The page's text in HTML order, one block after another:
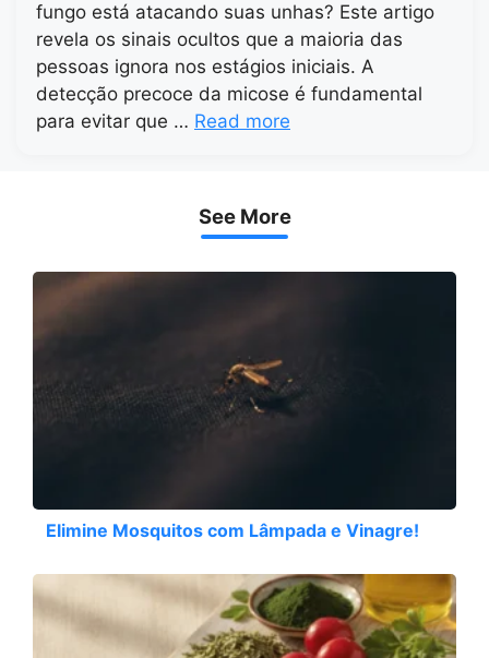
fungo está atacando suas unhas? Este artigo
revela os sinais ocultos que a maioria das
pessoas ignora nos estágios iniciais. A
detecção precoce da micose é fundamental
para evitar que … Read more
See More
Elimine Mosquitos com Lâmpada e Vinagre!